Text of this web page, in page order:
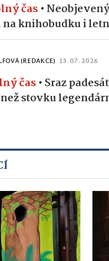
čas •
knihobudku i
(REDAKCE) 13. 07. 2026
čas • Sraz
stovku